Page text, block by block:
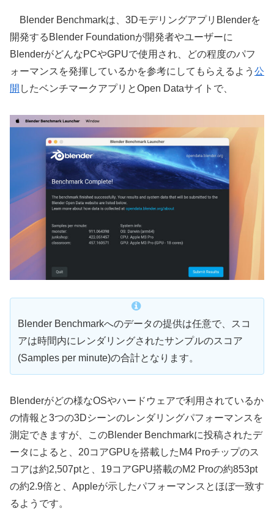
Blender Benchmarkは、3DモデリングアプリBlenderを
開発するBlender Foundationが開発者やユーザーに
BlenderがどんなPCやGPUで使用され、どの程度のパフ
ォーマンスを発揮しているかを参考にしてもらえるよう 公
開 したベンチマークアプリとOpen Dataサイトで、
Blender Benchmarkへのデータの提供は任意で、スコ
アは時間内にレンダリングされたサンプルのスコア
(Samples per minute)の合計となります。
Blenderがどの様なOSやハードウェアで利用されているか
の情報と3つの3Dシーンのレンダリングパフォーマンスを
測定できますが、このBlender Benchmarkに投稿されたデ
ータによると、20コアGPUを搭載したM4 Proチップのス
コアは約2,507ptと、19コアGPU搭載のM2 Proの約853pt
の約2.9倍と、Appleが示したパフォーマンスとほぼ一致す
るようです。